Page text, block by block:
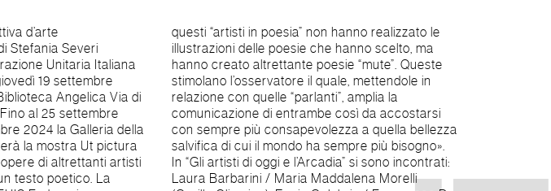
d’arte
Unitaria Italiana
Angelica Via di
la mostra Ut pictura
di altrettanti artisti
poetico. La
realizzato le
“mute”. Queste
amplia la
sempre più bisogno».
si sono incontrati:
Morelli